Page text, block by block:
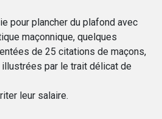
pour plancher du plafond avec
maçonnique, quelques
de 25 citations de maçons,
par le trait délicat de
leur salaire.